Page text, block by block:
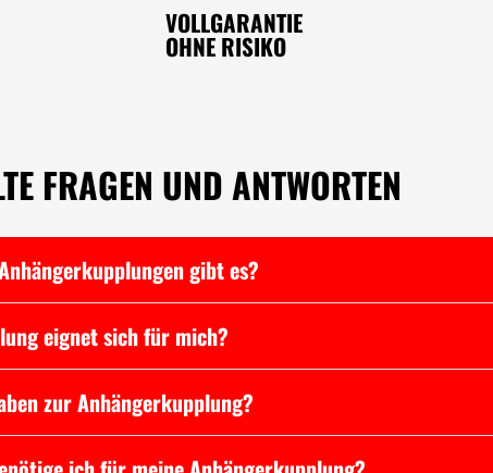
VOLLGARANTIE
OHNE RISIKO
FRAGEN UND ANTWORTEN
gibt es?
eignet sich für mich?
zur Anhängerkupplung?